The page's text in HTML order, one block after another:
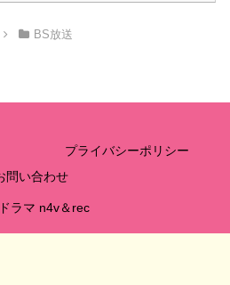
BS放送
プライバシーポリシー
問い合わせ
ラマ n4v＆rec